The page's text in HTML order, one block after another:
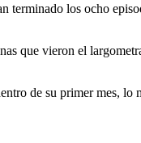
terminado los ocho
que vieron el
de su primer mes,